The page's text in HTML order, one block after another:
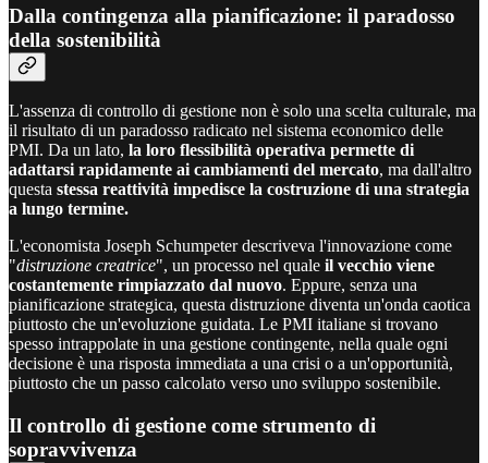
Dalla contingenza alla pianificazione: il paradosso
della sostenibilità
L'assenza di controllo di gestione non è solo una scelta culturale, ma
il risultato di un paradosso radicato nel sistema economico delle
PMI. Da un lato, la loro flessibilità operativa permette di
adattarsi rapidamente ai cambiamenti del mercato, ma dall'altro
questa stessa reattività impedisce la costruzione di una strategia
a lungo termine.
L'economista Joseph Schumpeter descriveva l'innovazione come
"distruzione creatrice", un processo nel quale il vecchio viene
costantemente rimpiazzato dal nuovo. Eppure, senza una
pianificazione strategica, questa distruzione diventa un'onda caotica
piuttosto che un'evoluzione guidata. Le PMI italiane si trovano
spesso intrappolate in una gestione contingente, nella quale ogni
decisione è una risposta immediata a una crisi o a un'opportunità,
piuttosto che un passo calcolato verso uno sviluppo sostenibile.
Il controllo di gestione come strumento di
sopravvivenza